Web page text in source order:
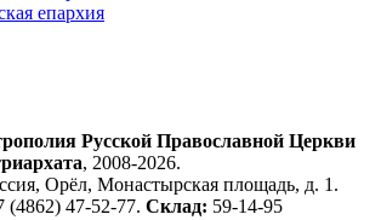
епархия
Русской Православной Церкви
, 2008-2026.
Орёл, Монастырская площадь, д. 1.
(4862) 47-52-77. Склад: 59-14-95